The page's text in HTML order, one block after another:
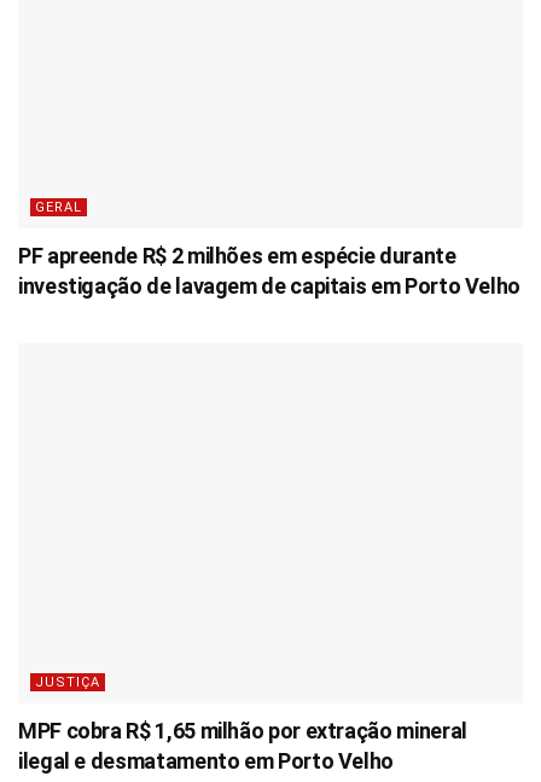
GERAL
PF apreende R$ 2 milhões em espécie durante
investigação de lavagem de capitais em Porto Velho
JUSTIÇA
MPF cobra R$ 1,65 milhão por extração mineral
ilegal e desmatamento em Porto Velho